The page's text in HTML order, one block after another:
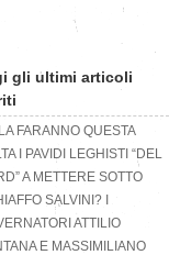
gli ultimi articoli
FARANNO QUESTA
I PAVIDI LEGHISTI “DEL
A METTERE SOTTO
SALVINI? I
ATTILIO
E MASSIMILIANO